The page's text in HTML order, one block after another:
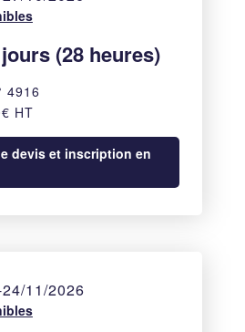
(28 heures)
4916
HT
devis et inscription en
11/2026